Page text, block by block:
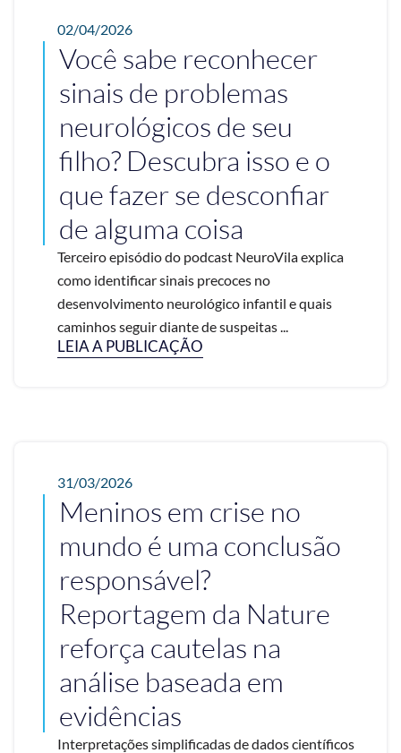
02/04/2026
Você sabe reconhecer
sinais de problemas
neurológicos de seu
filho? Descubra isso e o
que fazer se desconfiar
de alguma coisa
Terceiro episódio do podcast NeuroVila explica
como identificar sinais precoces no
desenvolvimento neurológico infantil e quais
caminhos seguir diante de suspeitas ...
LEIA A PUBLICAÇÃO
31/03/2026
Meninos em crise no
mundo é uma conclusão
responsável?
Reportagem da Nature
reforça cautelas na
análise baseada em
evidências
Interpretações simplificadas de dados científicos